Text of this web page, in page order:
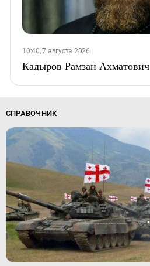
10:40, 7 августа 2026
Кадыров Рамзан Ахматович
СПРАВОЧНИК